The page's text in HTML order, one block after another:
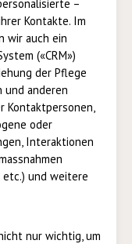
–
Kontakte. Im
wir auch ein
(«CRM»)
der Pflege
und anderen
Kontaktpersonen,
oder
Interaktionen
etc.) und weitere
nur wichtig, um